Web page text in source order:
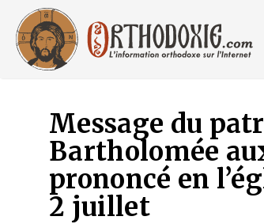
contenu
Message du
Bartholomée
prononcé en
2 juillet